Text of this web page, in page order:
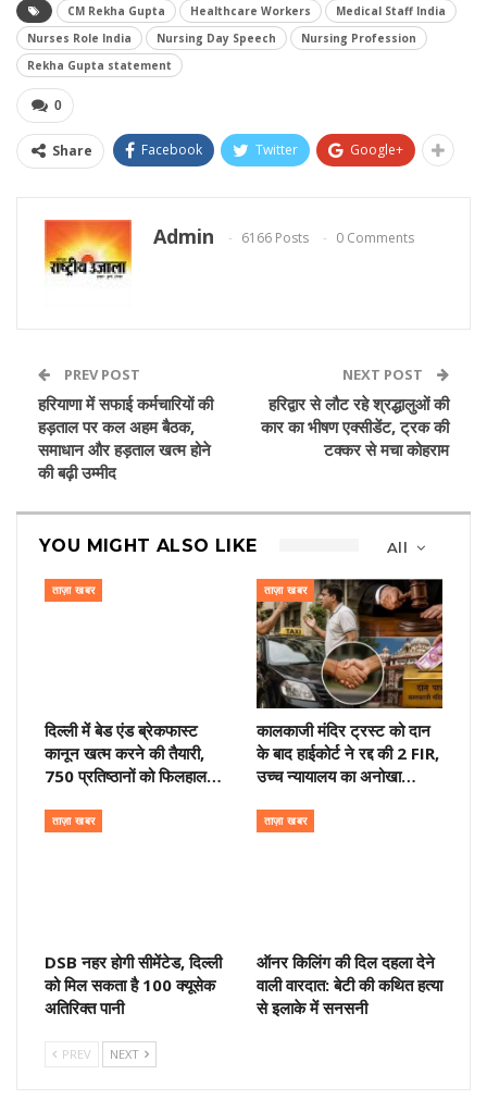
CM Rekha Gupta Healthcare Workers
Medical Staff India
Nurses Role India
Nursing Day Speech
Nursing Profession
Rekha Gupta statement
0
Share Facebook Twitter Google+
Admin 6166 Posts 0 Comments
PREV POST
हरियाणा में सफाई कर्मचारियों की
हड़ताल पर कल अहम बैठक,
समाधान और हड़ताल खत्म होने
की बढ़ी उम्मीद
NEXT POST
हरिद्वार से लौट रहे श्रद्धालुओं की
कार का भीषण एक्सीडेंट, ट्रक की
टक्कर से मचा कोहराम
All
YOU MIGHT ALSO LIKE
ताज़ा खबर
दिल्ली में बेड एंड ब्रेकफास्ट
कानून खत्म करने की तैयारी,
750 प्रतिष्ठानों को फिलहाल…
ताज़ा खबर
कालकाजी मंदिर ट्रस्ट को दान
के बाद हाईकोर्ट ने रद्द की 2 FIR,
उच्च न्यायालय का अनोखा…
ताज़ा खबर
DSB नहर होगी सीमेंटेड, दिल्ली
को मिल सकता है 100 क्यूसेक
अतिरिक्त पानी
ताज़ा खबर
ऑनर किलिंग की दिल दहला देने
वाली वारदात: बेटी की कथित हत्या
से इलाके में सनसनी
PREV NEXT